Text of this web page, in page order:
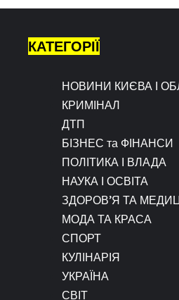
КАТЕГОРІЇ
НОВИНИ КИЄВА І
КРИМІНАЛ
ДТП
БІЗНЕС та ФІНАНСИ
ПОЛІТИКА І ВЛАДА
НАУКА І ОСВІТА
ЗДОРОВ’Я ТА
МОДА ТА КРАСА
СПОРТ
КУЛІНАРІЯ
УКРАЇНА
СВІТ